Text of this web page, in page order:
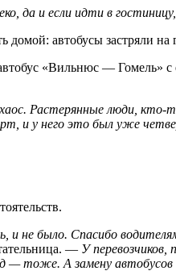
да и если идти в
«Вильнюс — Гомель»
Растерянные люди,
и у него это был уже
и не было. Спасибо
— У
— тоже. А замену автобусов